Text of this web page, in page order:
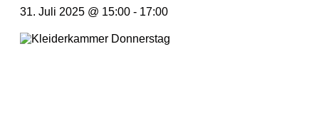
31. Juli 2025 @ 15:00 - 17:00